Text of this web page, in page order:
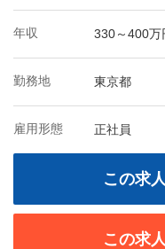
年収 330～400万
勤務地 東京都
雇用形態 正社員
この求
この求